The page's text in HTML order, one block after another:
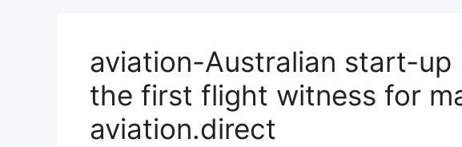
aviation-Australian start-up
the first flight witness for
aviation.direct